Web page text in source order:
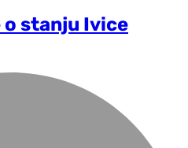
stanju Ivice